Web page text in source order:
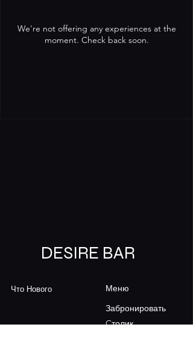
We're not offering any experiences at the
moment. Check back soon.
DESIRE BAR
Что Нового
Меню
Забронировать
Cтолик